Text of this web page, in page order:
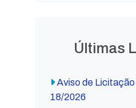
Últimas
Aviso de
18/2026